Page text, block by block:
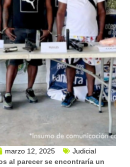
marzo 12, 2025
Judicial
al parecer se encontraría un